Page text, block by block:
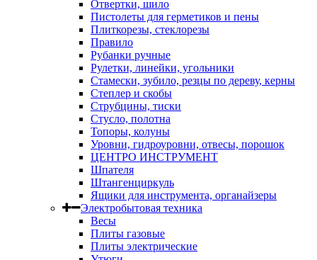
Отвертки, шило
Пистолеты для герметиков и пены
Плиткорезы, стеклорезы
Правило
Рубанки ручные
Рулетки, линейки, угольники
Стамески, зубило, резцы по дереву, керны
Степлер и скобы
Струбцины, тиски
Стусло, полотна
Топоры, колуны
Уровни, гидроуровни, отвесы, порошок
ЦЕНТРО ИНСТРУМЕНТ
Шпателя
Штангенциркуль
Ящики для инструмента, органайзеры
Электробытовая техника
Весы
Плиты газовые
Плиты электрические